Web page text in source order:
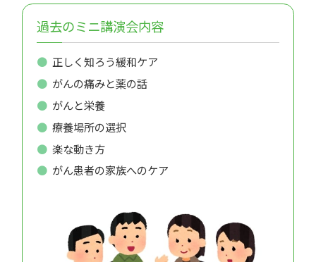
過去のミニ講演会内容
正しく知ろう緩和ケア
がんの痛みと薬の話
がんと栄養
療養場所の選択
楽な動き方
がん患者の家族へのケア